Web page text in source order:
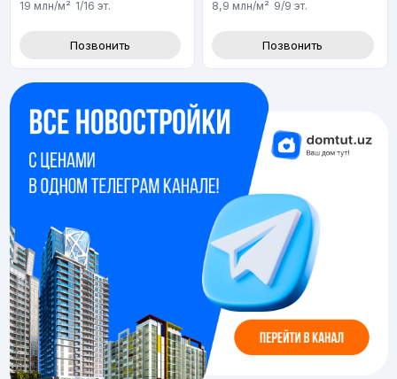
19 млн/м² 1/16 эт.
Позвонить
8,9 млн/м² 9/9 эт.
Позвонить